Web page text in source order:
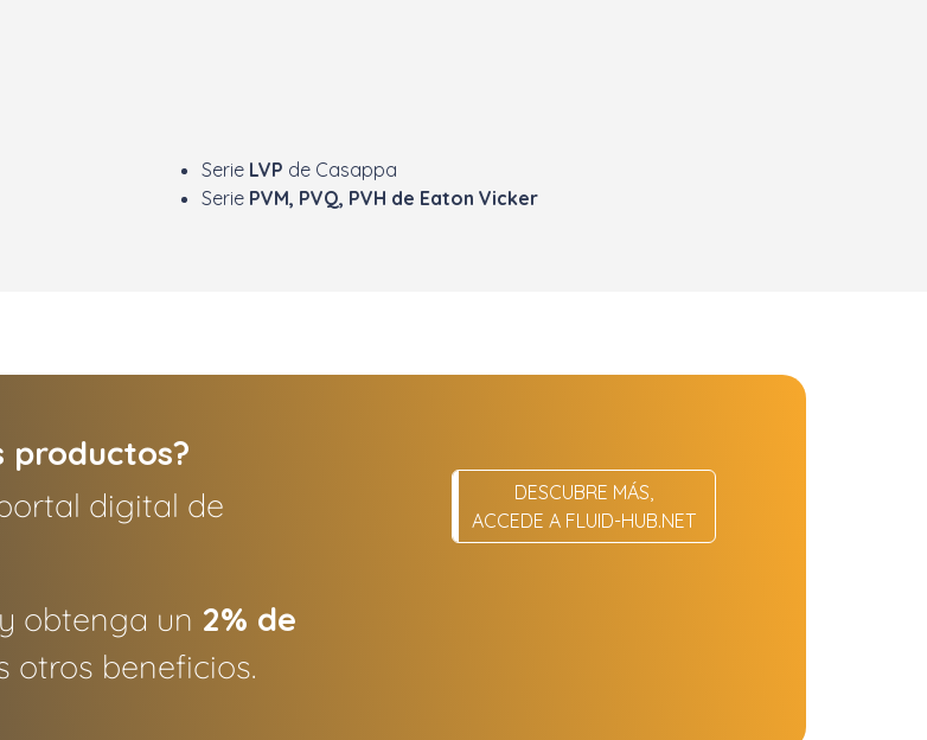
Serie LVP de Casappa
Serie PVM, PVQ, PVH de Eaton Vicker
productos?
digital de
obtenga un 2% de
otros beneficios.
DESCUBRE MÁS,
ACCEDE A FLUID-HUB.NET